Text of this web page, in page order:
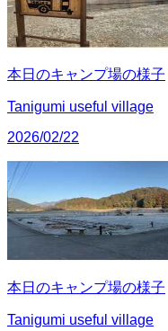
本日のキャンプ場の様子
Tanigumi useful village
2026/02/22
本日のキャンプ場の様子
Tanigumi useful village